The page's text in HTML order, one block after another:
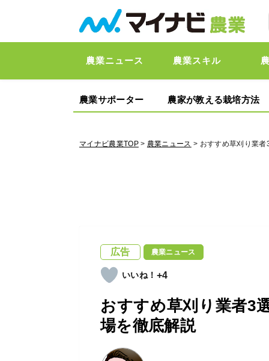
農業ニュース 農業スキル
農業サポーター 農家が教える栽培方法
マイナビ農業TOP> 農業ニュース > おすすめ草刈り業
広告 農業ニュース
+4
おすすめ草刈り業者3
場を徹底解説